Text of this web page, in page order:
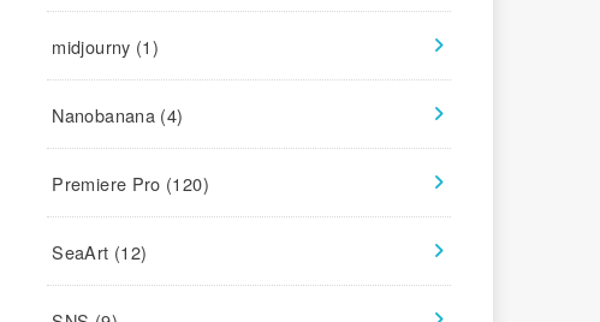
midjourny (1)
Nanobanana (4)
Premiere Pro (120)
SeaArt (12)